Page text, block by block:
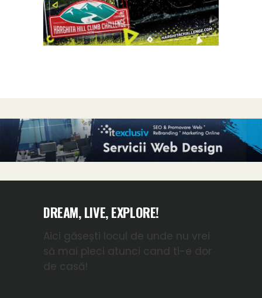
DREAM, LIVE, EXPLORE!
Aici găsești locul de unde nu vrei
să mai pleci atunci cand ti-e dor
de casă!